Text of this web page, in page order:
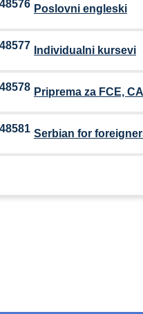
Poslovni engleski
Individualni kursevi
Priprema za FCE,
Serbian for